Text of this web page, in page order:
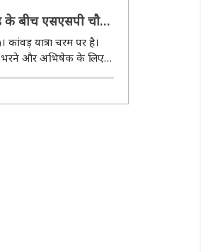
के बीच एसएसपी चाैबे
यात्रा चरम पर है।
भरने और अभिषेक के लिए
श्वेता चौबे ने
जाम वाले स्था..